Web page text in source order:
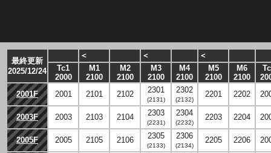
最終更新
2025/12/24
＜ ＜
＜
Tc1
2000
M1
2100
M2
2100
M3
2100
M4
2100
M5
2100
M6
2100
2001F
2001 2101 2102 2301
(2131)
2302
(2132)
2201 2202
2003F 2003 2103 2104 2303
(2231)
2304
(2232)
2203 2204
2005F 2005 2105 2106 2305
(2133)
2306
(2134)
2205 2206